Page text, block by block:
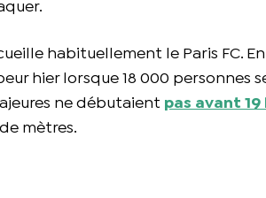
habituellement le Paris FC.
hier lorsque 18 000 personnes
ne débutaient pas avant 19
mètres.